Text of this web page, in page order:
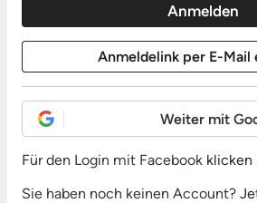
Weiter mit
Für den Login mit Facebook klicken
Sie haben noch keinen Account?